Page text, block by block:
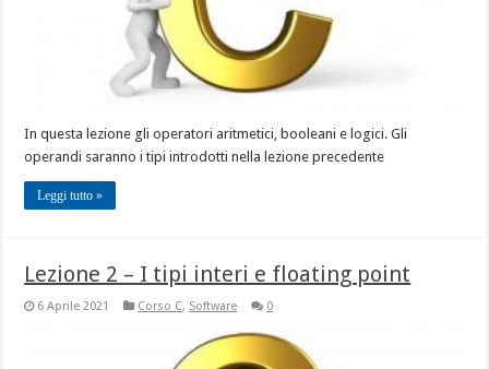
In questa lezione gli operatori aritmetici, booleani e logici. Gli
operandi saranno i tipi introdotti nella lezione precedente
Leggi tutto »
Lezione 2 – I tipi interi e floating point
6 Aprile 2021 Corso C, Software 0